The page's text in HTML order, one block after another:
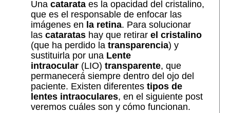
Una catarataes la opacidad del cristalino,
que es el responsable de enfocar las
imágenes en la retina. Para solucionar
lascataratashay que retirar el cristalino
(que ha perdido la transparencia) y
sustituirla por una Lente
intraocular(LIO) transparente, que
permanecerá siempre dentro del ojo del
paciente. Existen diferentes tipos de
lentes intraoculares, en el siguiente post
veremos cuáles son y cómo funcionan.